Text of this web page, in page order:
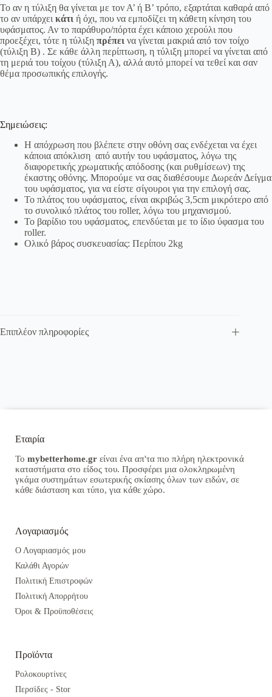
Το αν η τύλιξη θα γίνεται με τον Α’ ή Β’ τρόπο, εξαρτάται καθαρά από
το αν υπάρχει κάτι ή όχι, που να εμποδίζει τη κάθετη κίνηση του
υφάσματος. Αν το παράθυρο/πόρτα έχει κάποιο χερούλι που
προεξέχει, τότε η τύλιξη πρέπει να γίνεται μακριά από τον τοίχο
(τύλιξη Β) . Σε κάθε άλλη περίπτωση, η τύλιξη μπορεί να γίνεται από
τη μεριά του τοίχου (τύλιξη Α), αλλά αυτό μπορεί να τεθεί και σαν
θέμα προσωπικής επιλογής.
Σημειώσεις:
Η απόχρωση που βλέπετε στην οθόνη σας ενδέχεται να έχει
κάποια απόκλιση από αυτήν του υφάσματος, λόγω της
διαφορετικής χρωματικής απόδοσης (και ρυθμίσεων) της
έκαστης οθόνης. Μπορούμε να σας διαθέσουμε Δωρεάν Δείγμα
του υφάσματος, για να είστε σίγουροι για την επιλογή σας.
Το πλάτος του υφάσματος, είναι ακριβώς 3,5cm μικρότερο από
το συνολικό πλάτος του roller, λόγω του μηχανισμού.
Το βαρίδιο του υφάσματος, επενδύεται με το ίδιο ύφασμα του
roller.
Ολικό βάρος συσκευασίας: Περίπου 2kg
Επιπλέον πληροφορίες
Εταιρία
Το mybetterhome.gr είναι ένα απ'τα πιο πλήρη ηλεκτρονικά
καταστήματα στο είδος του. Προσφέρει μια ολοκληρωμένη
γκάμα συστημάτων εσωτερικής σκίασης όλων των ειδών, σε
κάθε διάσταση και τύπο, για κάθε χώρο.
Λογαριασμός
Ο Λογαριασμός μου
Καλάθι Αγορών
Πολιτική Επιστροφών
Πολιτική Απορρήτου
Όροι & Προϋποθέσεις
Προϊόντα
Ρολοκουρτίνες
Περσίδες - Stor